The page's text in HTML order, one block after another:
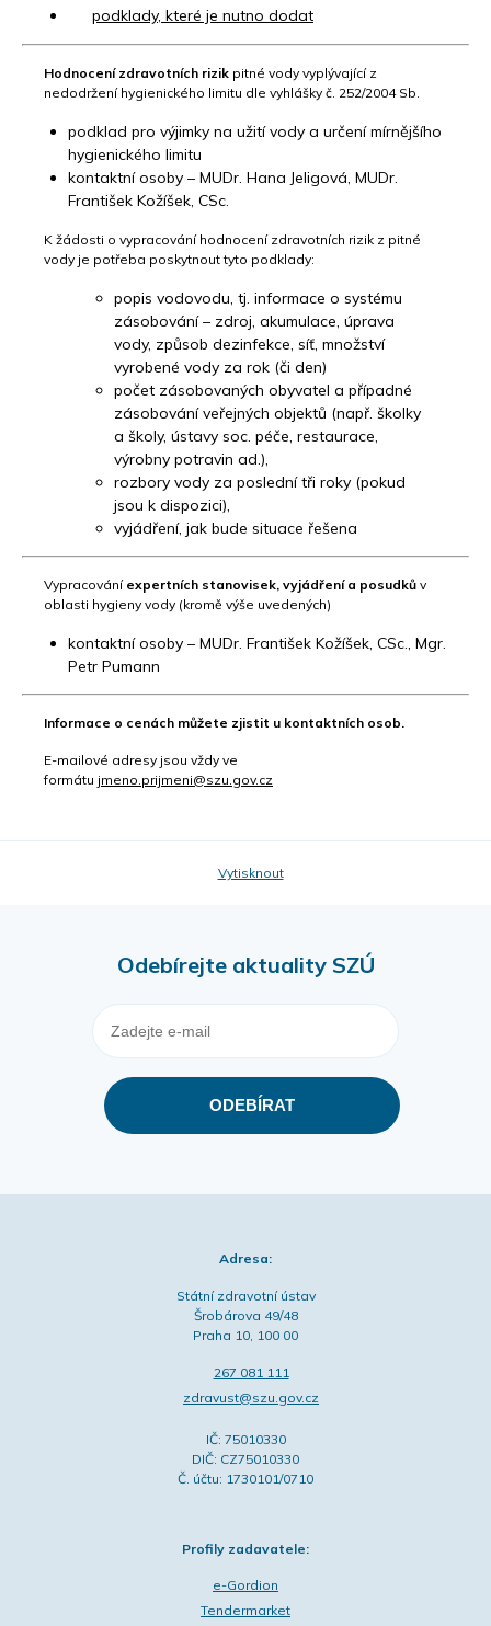
podklady, které je nutno dodat
Hodnocení zdravotních rizik pitné vody vyplývající z
nedodržení hygienického limitu dle vyhlášky č. 252/2004 Sb.
podklad pro výjimky na užití vody a určení mírnějšího
hygienického limitu
kontaktní osoby – MUDr. Hana Jeligová, MUDr.
František Kožíšek, CSc.
K žádosti o vypracování hodnocení zdravotních rizik z pitné
vody je potřeba poskytnout tyto podklady:
popis vodovodu, tj. informace o systému
zásobování – zdroj, akumulace, úprava
vody, způsob dezinfekce, síť, množství
vyrobené vody za rok (či den)
počet zásobovaných obyvatel a případné
zásobování veřejných objektů (např. školky
a školy, ústavy soc. péče, restaurace,
výrobny potravin ad.),
rozbory vody za poslední tři roky (pokud
jsou k dispozici),
vyjádření, jak bude situace řešena
Vypracování expertních stanovisek, vyjádření a posudků v
oblasti hygieny vody (kromě výše uvedených)
kontaktní osoby – MUDr. František Kožíšek, CSc., Mgr.
Petr Pumann
Informace o cenách můžete zjistit u kontaktních osob.
E-mailové adresy jsou vždy ve
formátu jmeno.prijmeni@szu.gov.cz
Vytisknout
Odebírejte aktuality SZÚ
Adresa:
Státní zdravotní ústav
Šrobárova 49/48
Praha 10, 100 00
267 081 111
zdravust@szu.gov.cz
IČ: 75010330
DIČ: CZ75010330
Č. účtu: 1730101/0710
Profily zadavatele:
e-Gordion
Tendermarket